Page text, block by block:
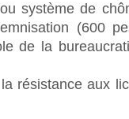
système de
(600
de la
résistance aux